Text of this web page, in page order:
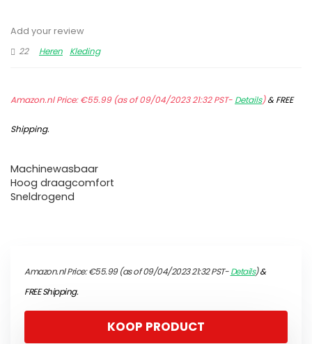
Add your review
22
Heren Kleding
Amazon.nl Price:€55.99(as of 09/04/2023 21:32 PST- Details)&FREE
Shipping.
Machinewasbaar
Hoog draagcomfort
Sneldrogend
Amazon.nl Price:€55.99(as of 09/04/2023 21:32 PST-Details)&
FREE Shipping.
KOOP PRODUCT